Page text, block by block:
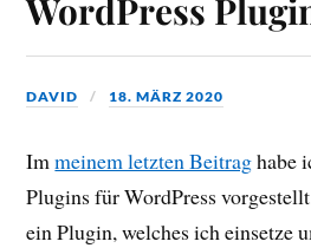
WordPress
DAVID 18. MÄRZ 2020
Immeinem letzten Beitraghabe
Plugins für WordPress
ein Plugin, welches ich einsetze